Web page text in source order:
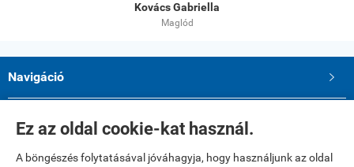
Ez az oldal cookie-kat használ.
A böngészés folytatásával jóváhagyja, hogy használjunk az oldal
Kovács Gabriella
Maglód
Navigáció 
Saját fiók
Elérhetőségek